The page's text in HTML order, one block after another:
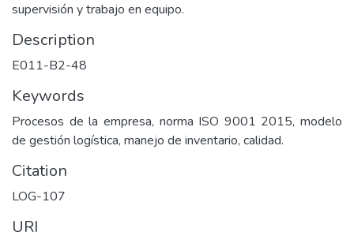
supervisión y trabajo en equipo.
Description
E011-B2-48
Keywords
Procesos de la empresa, norma ISO 9001 2015, modelo
de gestión logística, manejo de inventario, calidad.
Citation
LOG-107
URI